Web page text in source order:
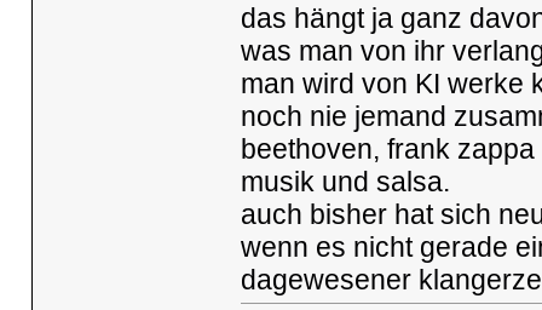
das hängt ja ganz
was man von ihr
man wird von KI werke
noch nie jemand
beethoven, frank
musik und salsa.
auch bisher hat sich
wenn es nicht gerade
dagewesener